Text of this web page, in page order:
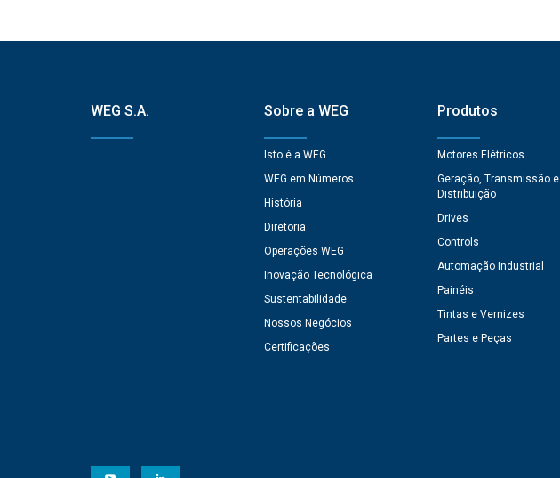
WEG S.A. Sobre a WEG
Isto é a WEG
WEG em Números
História
Diretoria
Operações WEG
Inovação Tecnológica
Sustentabilidade
Nossos Negócios
Certificações
Produtos
Motores Elétricos
Geração, Transmissão e
Distribuição
Drives
Controls
Automação Industrial
Painéis
Tintas e Vernizes
Partes e Peças